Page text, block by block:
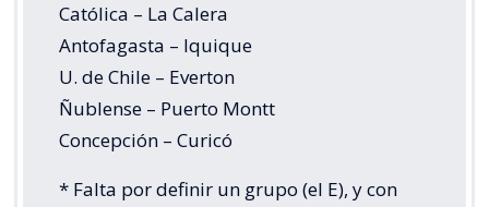
Católica – La Calera
Antofagasta – Iquique
U. de Chile – Everton
Ñublense – Puerto Montt
Concepción – Curicó
* Falta por definir un grupo (el E), y con